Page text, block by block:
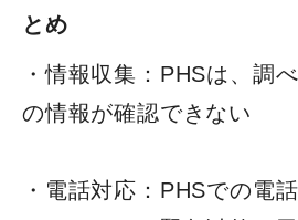
とめ
・情報収集：PHSは、調
の情報が確認できない
・電話対応：PHSでの電